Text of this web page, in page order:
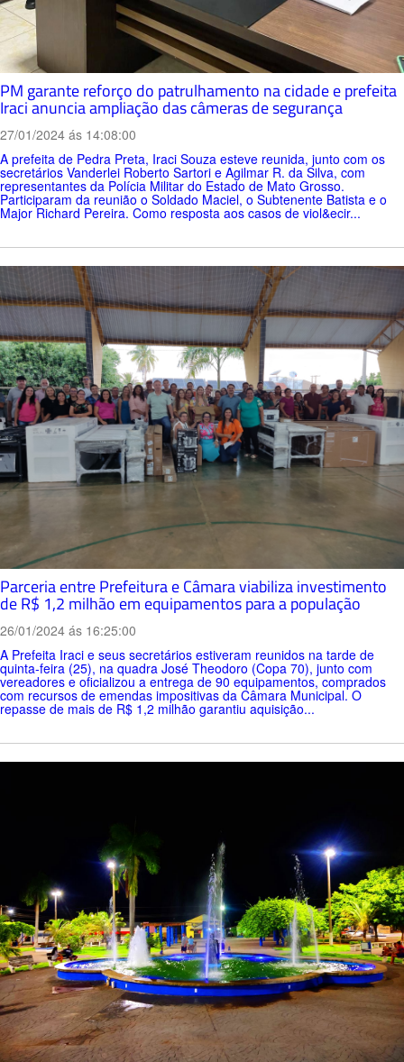
PM garante reforço do patrulhamento na cidade e prefeita
Iraci anuncia ampliação das câmeras de segurança
27/01/2024 ás 14:08:00
A prefeita de Pedra Preta, Iraci Souza esteve reunida, junto com os
secretários Vanderlei Roberto Sartori e Agilmar R. da Silva, com
representantes da Polícia Militar do Estado de Mato Grosso.
Participaram da reunião o Soldado Maciel, o Subtenente Batista e o
Major Richard Pereira. Como resposta aos casos de viol&ecir...
Parceria entre Prefeitura e Câmara viabiliza investimento
de R$ 1,2 milhão em equipamentos para a população
26/01/2024 ás 16:25:00
A Prefeita Iraci e seus secretários estiveram reunidos na tarde de
quinta-feira (25), na quadra José Theodoro (Copa 70), junto com
vereadores e oficializou a entrega de 90 equipamentos, comprados
com recursos de emendas impositivas da Câmara Municipal. O
repasse de mais de R$ 1,2 milhão garantiu aquisição...